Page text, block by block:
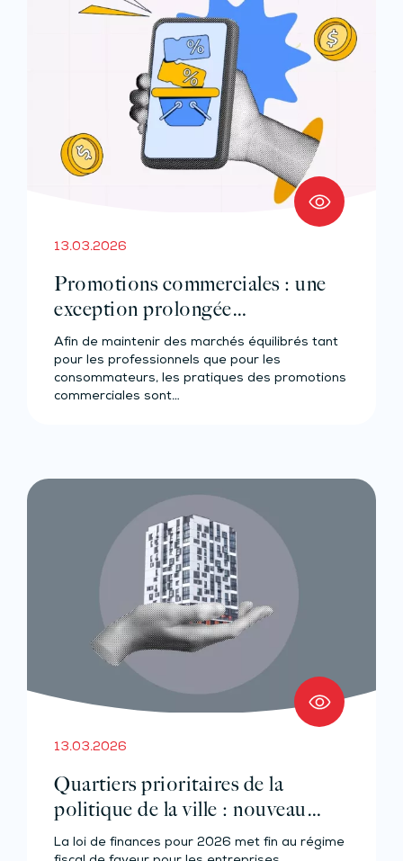
13.03.2026
Promotions commerciales : une
exception prolongée…
Afin de maintenir des marchés équilibrés tant
pour les professionnels que pour les
consommateurs, les pratiques des promotions
commerciales sont…
13.03.2026
Quartiers prioritaires de la
politique de la ville : nouveau
régime fiscal
La loi de finances pour 2026 met fin au régime